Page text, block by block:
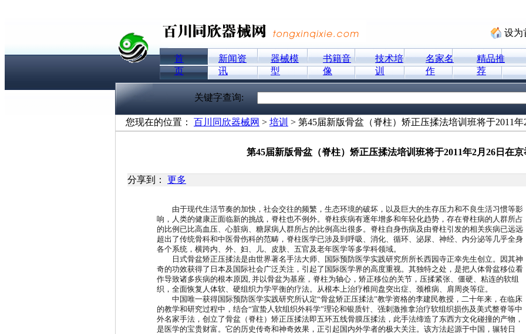
设为
首
页
新闻资
讯
器械模
型
书籍音
像
技术培
训
名家名
作
精品推
荐
关键字查询:
您现在的位置： 百川同欣器械网 > 培训 > 第45届新版骨盆（脊柱）矫正压揉法培训班将于2011
第45届新版骨盆（脊柱）矫正压揉法培训班将于2011年2月26日在京
分享到： 更多
由于现代生活节奏的加快，社会交往的频繁，生态环境的破坏，以及巨大的生存压力和不良生活习惯等影
响，人类的健康正面临新的挑战，脊柱也不例外。脊柱疾病有逐年增多和年轻化趋势，存在脊柱病的人群所占
的比例已比高血压、心脏病、糖尿病人群所占的比例高出很多。脊柱自身伤病及由脊柱引发的相关疾病已远远
超出了传统骨科和中医骨伤科的范畴，脊柱医学已涉及到呼吸、消化、循环、泌尿、神经、内分泌等几乎全身
各个系统，横跨内、外、妇、儿、皮肤、五官及老年医学等多学科领域。
日式骨盆矫正压揉法是由世界著名手法大师、国际预防医学实践研究所所长西园寺正幸先生创立。因其神
奇的功效获得了日本及国际社会广泛关注，引起了国际医学界的高度重视。其独特之处，是把人体骨盆移位看
作导致诸多疾病的根本原因, 并以骨盆为基座，脊柱为轴心，矫正移位的关节，压揉紧张、僵硬、粘连的软组
织，全面恢复人体软、硬组织力学平衡的疗法。从根本上治疗椎间盘突出症、颈椎病、肩周炎等症。
中国唯一获得国际预防医学实践研究所认定“骨盆矫正压揉法”教学资格的李建民教授，二十年来，在临床
的教学和研究过程中，结合“宣蛰人软组织外科学”理论和银质针、强刺激推拿治疗软组织损伤及美式整脊等中
外名家手法，创立了骨盆（脊柱）矫正压揉法即五环五线骨膜压揉法，此手法缔造了东西方文化碰撞的产物，
是医学的宝贵财富。它的历史传奇和神奇效果，正引起国内外学者的极大关注。该方法起源于中国，辗转日